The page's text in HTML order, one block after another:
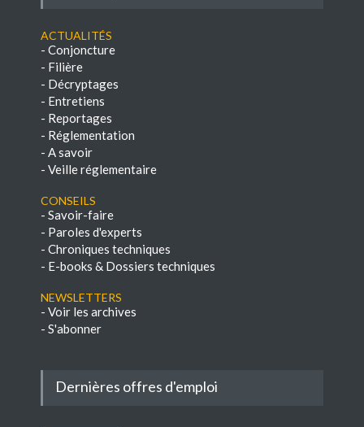
Actualités
- Conjoncture
- Filière
- Décryptages
- Entretiens
- Reportages
- Réglementation
- A savoir
- Veille réglementaire
Conseils
- Savoir-faire
- Paroles d'experts
- Chroniques techniques
- E-books & Dossiers techniques
NEWSLETTERS
- Voir les archives
- S'abonner
Dernières offres d'emploi